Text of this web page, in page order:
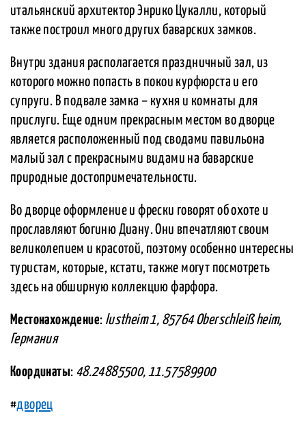
итальянский архитектор Энрико Цукалли, который
также построил много других баварских замков.
Внутри здания располагается праздничный зал, из
которого можно попасть в покои курфюрста и его
супруги. В подвале замка – кухня и комнаты для
прислуги. Еще одним прекрасным местом во дворце
является расположенный под сводами павильона
малый зал с прекрасными видами на баварские
природные достопримечательности.
Во дворце оформление и фрески говорят об охоте и
прославляют богиню Диану. Они впечатляют своим
великолепием и красотой, поэтому особенно интересны
туристам, которые, кстати, также могут посмотреть
здесь на обширную коллекцию фарфора.
Местонахождение: lustheim 1, 85764 Oberschleiß heim,
Германия
Координаты: 48.24885500, 11.57589900
#дворец